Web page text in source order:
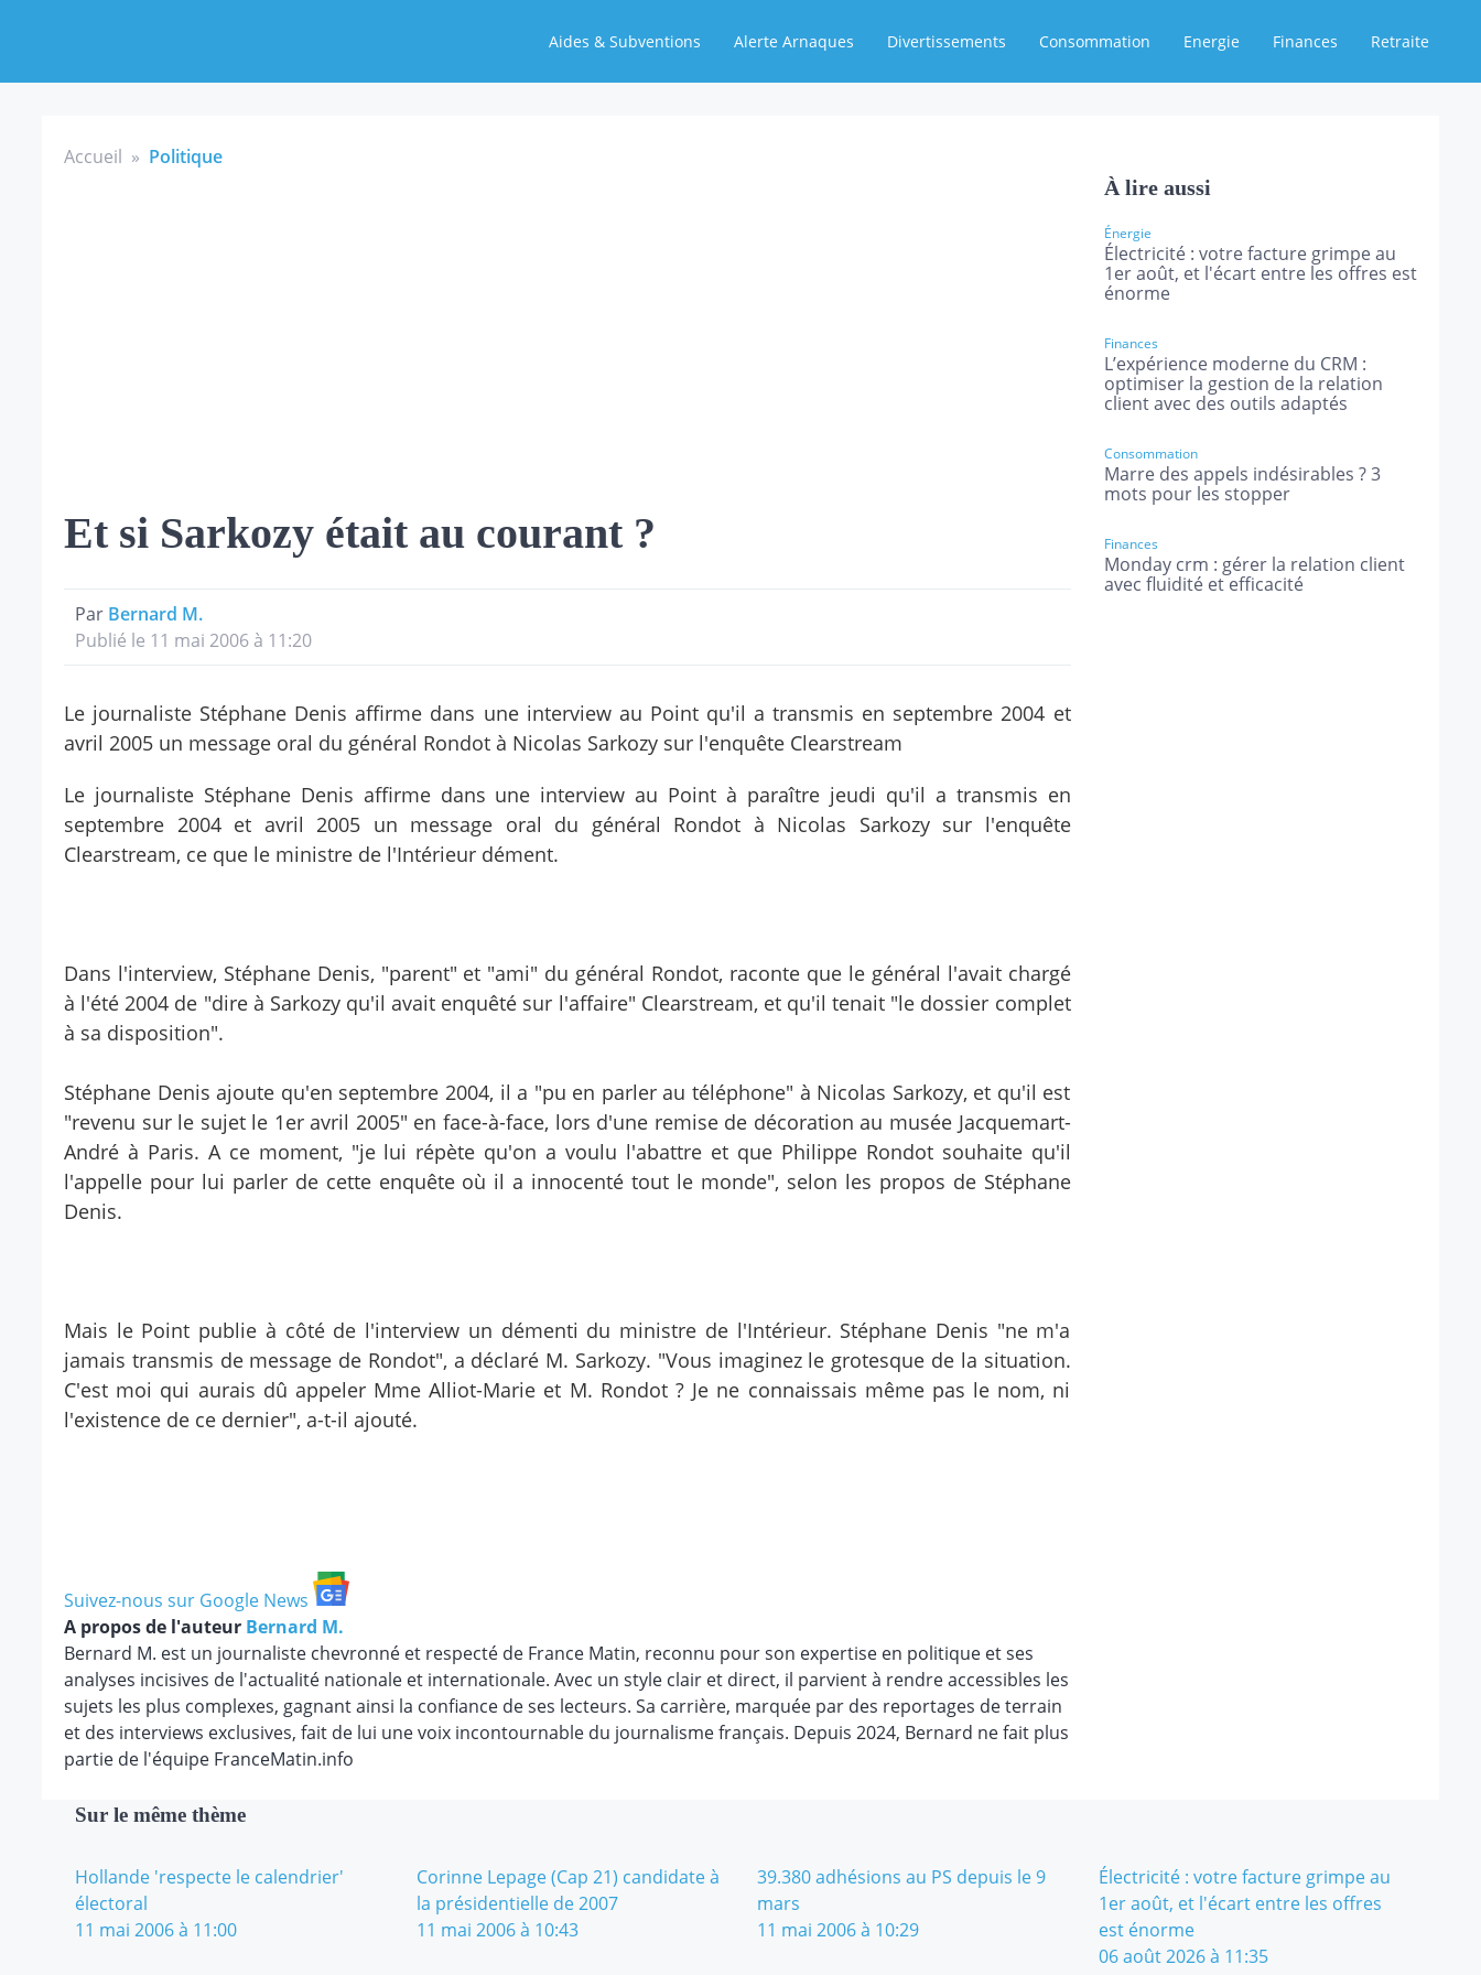
Aides & Subventions Alerte Arnaques Divertissements Consommation Energie Finances Retraite
Accueil » Politique
Et si Sarkozy était au courant ?
Par Bernard M.
Publié le 11 mai 2006 à 11:20
Le journaliste Stéphane Denis affirme dans une interview au Point qu'il a transmis en septembre 2004 et
avril 2005 un message oral du général Rondot à Nicolas Sarkozy sur l'enquête Clearstream
Le journaliste Stéphane Denis affirme dans une interview au Point à paraître jeudi qu'il a transmis en
septembre 2004 et avril 2005 un message oral du général Rondot à Nicolas Sarkozy sur l'enquête
Clearstream, ce que le ministre de l'Intérieur dément.
Dans l'interview, Stéphane Denis, "parent" et "ami" du général Rondot, raconte que le général l'avait chargé
à l'été 2004 de "dire à Sarkozy qu'il avait enquêté sur l'affaire" Clearstream, et qu'il tenait "le dossier complet
à sa disposition".
Stéphane Denis ajoute qu'en septembre 2004, il a "pu en parler au téléphone" à Nicolas Sarkozy, et qu'il est
"revenu sur le sujet le 1er avril 2005" en face-à-face, lors d'une remise de décoration au musée Jacquemart-
André à Paris. A ce moment, "je lui répète qu'on a voulu l'abattre et que Philippe Rondot souhaite qu'il
l'appelle pour lui parler de cette enquête où il a innocenté tout le monde", selon les propos de Stéphane
Denis.
Mais le Point publie à côté de l'interview un démenti du ministre de l'Intérieur. Stéphane Denis "ne m'a
jamais transmis de message de Rondot", a déclaré M. Sarkozy. "Vous imaginez le grotesque de la situation.
C'est moi qui aurais dû appeler Mme Alliot-Marie et M. Rondot ? Je ne connaissais même pas le nom, ni
l'existence de ce dernier", a-t-il ajouté.
Suivez-nous sur Google News
A propos de l'auteur Bernard M.
Bernard M. est un journaliste chevronné et respecté de France Matin, reconnu pour son expertise en politique et ses
analyses incisives de l'actualité nationale et internationale. Avec un style clair et direct, il parvient à rendre accessibles les
sujets les plus complexes, gagnant ainsi la confiance de ses lecteurs. Sa carrière, marquée par des reportages de terrain
et des interviews exclusives, fait de lui une voix incontournable du journalisme français. Depuis 2024, Bernard ne fait plus
partie de l'équipe FranceMatin.info
À lire aussi
Énergie
Électricité : votre facture grimpe au
1er août, et l'écart entre les offres est
énorme
Finances
L’expérience moderne du CRM :
optimiser la gestion de la relation
client avec des outils adaptés
Consommation
Marre des appels indésirables ? 3
mots pour les stopper
Finances
Monday crm : gérer la relation client
avec fluidité et efficacité
Sur le même thème
Hollande 'respecte le calendrier'
électoral
11 mai 2006 à 11:00
Corinne Lepage (Cap 21) candidate à
la présidentielle de 2007
11 mai 2006 à 10:43
39.380 adhésions au PS depuis le 9
mars
11 mai 2006 à 10:29
Électricité : votre facture grimpe au
1er août, et l'écart entre les offres
est énorme
06 août 2026 à 11:35